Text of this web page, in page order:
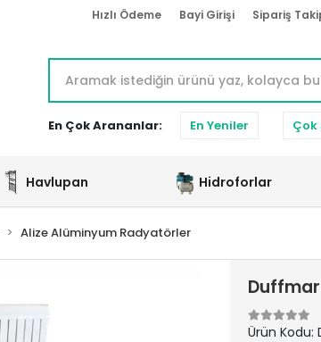
Hızlı Ödeme Bayi Girişi Sipariş
En Çok Arananlar: En Yeniler
Havlupan Hidroforlar
Alize Alüminyum Radyatörler
Ürün Kodu: